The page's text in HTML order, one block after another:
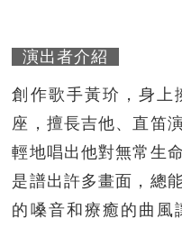
演出者介紹
創作歌手黃玠，身上
座，擅長吉他、直笛
輕地唱出他對無常生
是譜出許多畫面，總
的嗓音和療癒的曲風